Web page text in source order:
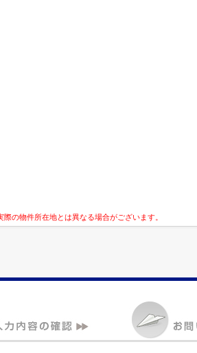
の物件所在地とは異なる場合がございます。